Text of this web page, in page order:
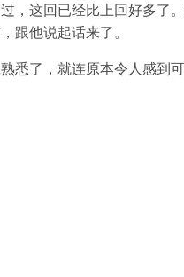
，这回已经比上回好多了
跟他说起话来了。
悉了，就连原本令人感到